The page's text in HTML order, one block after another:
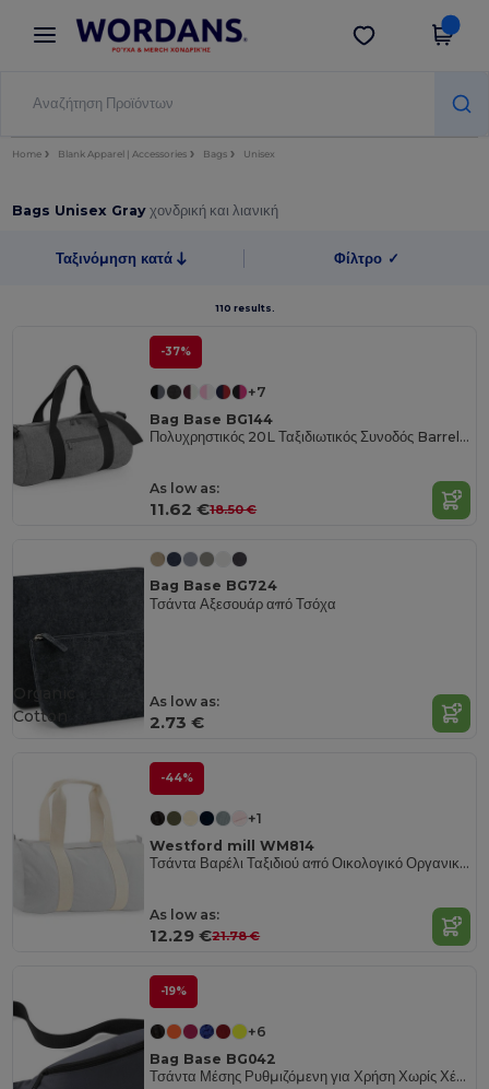
× Εφαρμογή Wordans
Καλύτερες τιμές στην εφαρμογή!
Λήψη app
Home Blank Apparel | Accessories Bags Unisex
Bags Unisex Grayχονδρική και λιανική
Ταξινόμηση κατά Φίλτρο ✓
110 results.
-37%
+7
Bag Base BG144
Πολυχρηστικός 20L Ταξιδιωτικός Συνοδός Barrel Bag
As low as:
11.62 €18.50 €
Bag Base BG724
Τσάντα Αξεσουάρ από Τσόχα
As low as:
2.73 €
Organic
Cotton
-44%
+1
Westford mill WM814
Τσάντα Βαρέλι Ταξιδιού από Οικολογικό Οργανικό Βαμβάκι
As low as:
12.29 €21.78 €
-19%
+6
Bag Base BG042
Τσάντα Μέσης Ρυθμιζόμενη για Χρήση Χωρίς Χέρια